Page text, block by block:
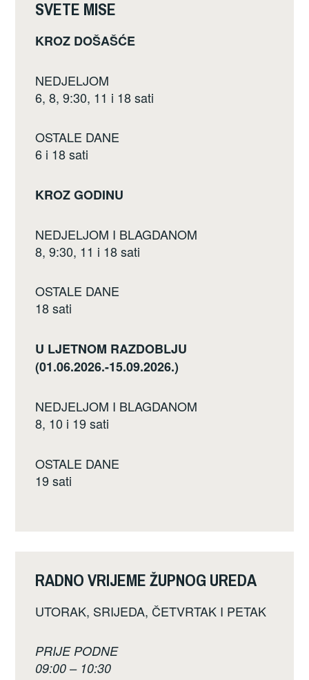
SVETE MISE
KROZ DOŠAŠĆE
NEDJELJOM
6, 8, 9:30, 11 i 18 sati
OSTALE DANE
6 i 18 sati
KROZ GODINU
NEDJELJOM I BLAGDANOM
8, 9:30, 11 i 18 sati
OSTALE DANE
18 sati
U LJETNOM RAZDOBLJU
(01.06.2026.-15.09.2026.)
NEDJELJOM I BLAGDANOM
8, 10 i 19 sati
OSTALE DANE
19 sati
RADNO VRIJEME ŽUPNOG UREDA
UTORAK, SRIJEDA, ČETVRTAK I PETAK
PRIJE PODNE
09:00 – 10:30